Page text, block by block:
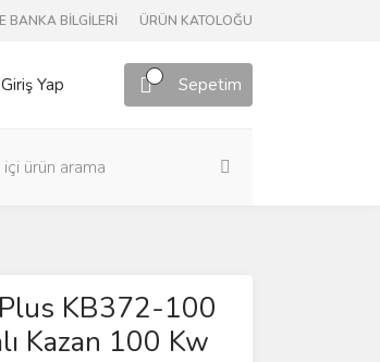
BANKA BİLGİLERİ ÜRÜN KATOLOĞU
Giriş Yap Sepetim
KB372-100
Kazan 100 Kw